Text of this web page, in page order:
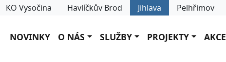
KO Vysočina Havlíčkův Brod Jihlava Pelhřimov
NOVINKY O NÁS SLUŽBY PROJEKTY AKCE